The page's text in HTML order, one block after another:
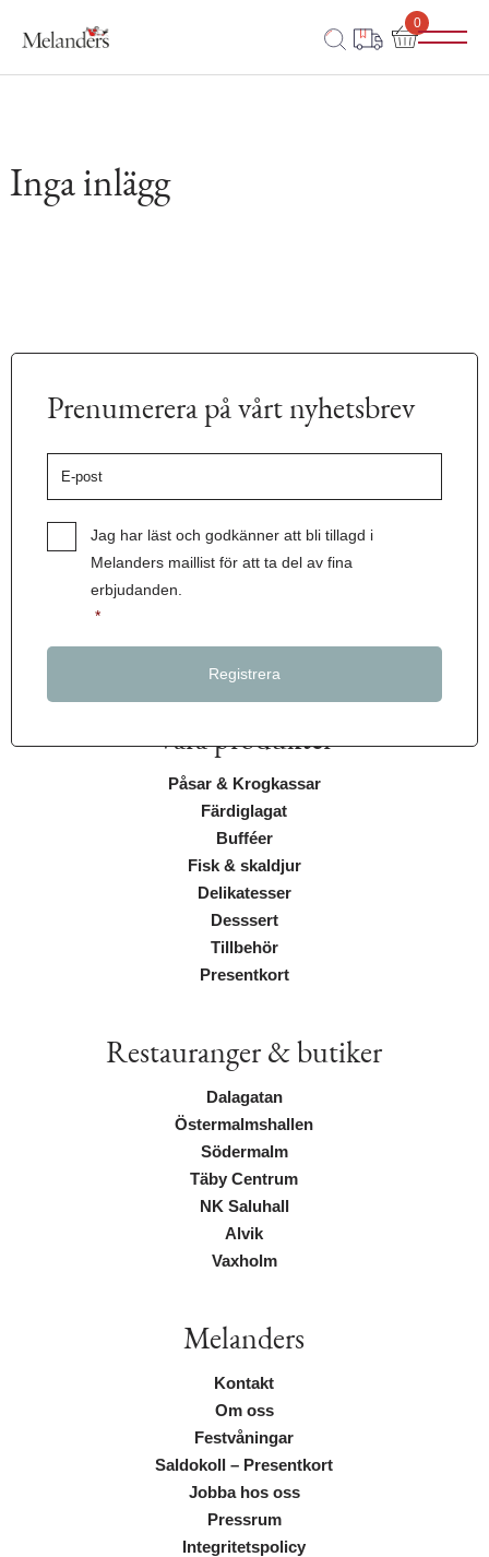
0
Inga inlägg
Prenumerera på vårt nyhetsbrev
E-
post
Samtycke *
Jag har läst och godkänner att bli tillagd i
Melanders maillist för att ta del av fina
erbjudanden.
*
Våra produkter
Påsar & Krogkassar
Färdiglagat
Bufféer
Fisk & skaldjur
Delikatesser
Desssert
Tillbehör
Presentkort
Restauranger & butiker
Dalagatan
Östermalmshallen
Södermalm
Täby Centrum
NK Saluhall
Alvik
Vaxholm
Melanders
Kontakt
Om oss
Festvåningar
Saldokoll – Presentkort
Jobba hos oss
Pressrum
Integritetspolicy